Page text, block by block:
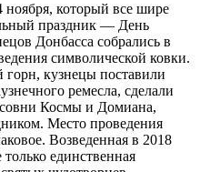
который все шире
праздник — День
Донбасса собрались в
символической ковки.
кузнецы поставили
ремесла, сделали
Космы и Домиана,
Место проведения
Возведенная в 2018
единственная